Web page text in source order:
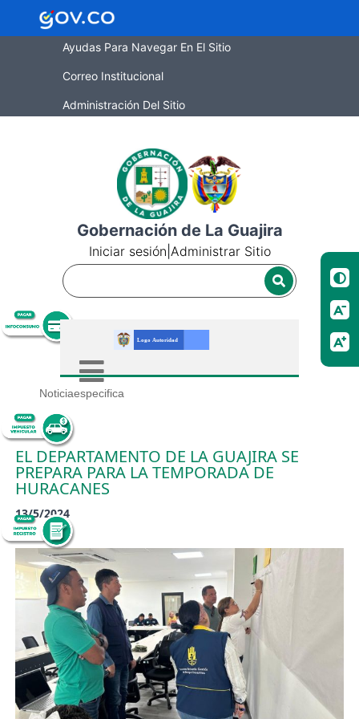
Ayudas Para Navegar En El Sitio
Correo Institucional
Administración Del Sitio
Gobernación de La Guajira
Iniciar sesión Administrar Sitio
Noticiaespecifica
EL DEPARTAMENTO DE LA GUAJIRA SE
PREPARA PARA LA TEMPORADA DE
HURACANES
13/5/2024